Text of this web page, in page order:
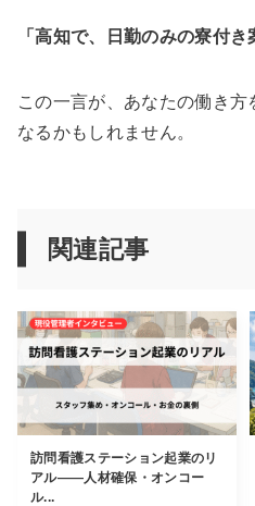
「高知で、日勤のみの寮付き
この一言が、あなたの働き
なるかもしれません。
関連記事
訪問看護ステーション起業のリ
アル――人材確保・オンコー
ル...